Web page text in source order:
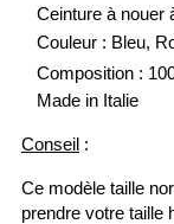
Ceinture à nouer
Couleur : Bleu,
Composition :
Made in Italie
Conseil :
Ce modèle taille
prendre votre taille